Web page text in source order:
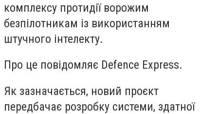
комплексу протидії ворожим
безпілотникам із використанням
штучного інтелекту.
Про це повідомляє Defence Express.
Як зазначається, новий проєкт
передбачає розробку системи, здатної